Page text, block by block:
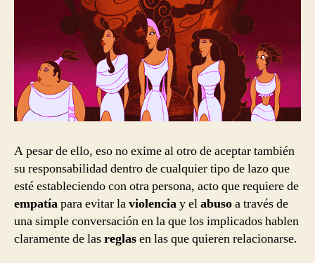
A pesar de ello, eso no exime al otro de aceptar también
su responsabilidad dentro de cualquier tipo de lazo que
esté estableciendo con otra persona, acto que requiere de
empatíapara evitar laviolenciay elabusoa través de
una simple conversación en la que los implicados hablen
claramente de lasreglasen las que quieren relacionarse.